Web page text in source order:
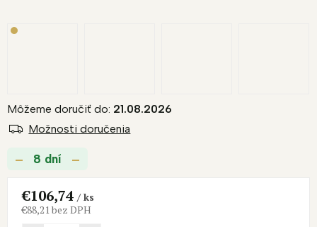
8 dní
Môžeme doručiť do: 21.08.2026
Možnosti doručenia
€106,74/ ks
€88,21 bez DPH